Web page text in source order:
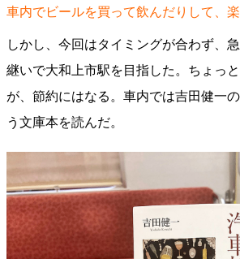
車内でビールを買って飲んだりして、
しかし、今回はタイミングが合わず、
継いで大和上市駅を目指した。ちょっ
が、節約にはなる。車内では吉田健一
う文庫本を読んだ。